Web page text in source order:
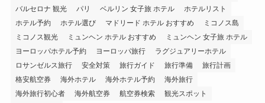
バルセロナ 観光
パリ ベルリン 女子旅 ホテル
ホテルリスト
ホテル予約
ホテル選び マドリード ホテル おすすめ
ミコノス島
ミコノス観光
ミュンヘン ホテル おすすめ
ミュンヘン 女子旅 ホテル
ヨーロッパホテル予約
ヨーロッパ旅行
ラグジュアリーホテル
ロサンゼルス旅行
安全対策 旅行ガイド 旅行準備
旅行計画
格安航空券
海外ホテル 海外ホテル予約
海外旅行
海外旅行初心者
海外航空券 航空券検索
観光スポット